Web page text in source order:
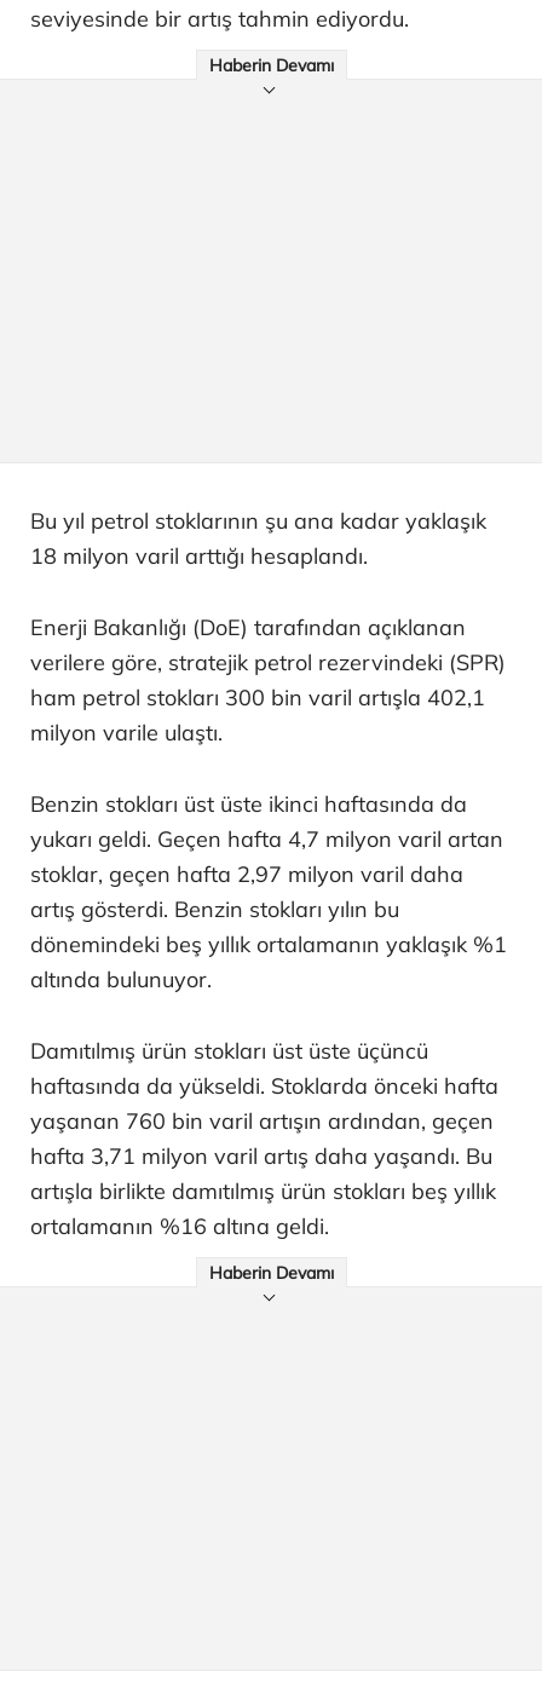
seviyesinde bir artış tahmin ediyordu.
Haberin Devamı
Bu yıl petrol stoklarının şu ana kadar yaklaşık
18 milyon varil arttığı hesaplandı.
Enerji Bakanlığı (DoE) tarafından açıklanan
verilere göre, stratejik petrol rezervindeki (SPR)
ham petrol stokları 300 bin varil artışla 402,1
milyon varile ulaştı.
Benzin stokları üst üste ikinci haftasında da
yukarı geldi. Geçen hafta 4,7 milyon varil artan
stoklar, geçen hafta 2,97 milyon varil daha
artış gösterdi. Benzin stokları yılın bu
dönemindeki beş yıllık ortalamanın yaklaşık %1
altında bulunuyor.
Damıtılmış ürün stokları üst üste üçüncü
haftasında da yükseldi. Stoklarda önceki hafta
yaşanan 760 bin varil artışın ardından, geçen
hafta 3,71 milyon varil artış daha yaşandı. Bu
artışla birlikte damıtılmış ürün stokları beş yıllık
ortalamanın %16 altına geldi.
Haberin Devamı